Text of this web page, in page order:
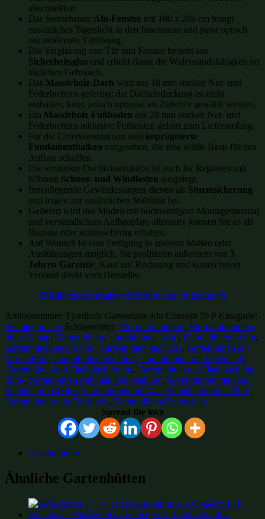
abschließbar.
Das feststehende Alu-Fenster mit 100 x 206 cm bringt
zusätzliches Tageslicht in den Innenraum und passt optisch
zur modernen Türlösung.
Die Verglasung von Tür und Fenster besteht aus
Sicherheitsglas und erhöht damit die Widerstandsfähigkeit im
täglichen Gebrauch.
Das Massivholz-Dach wird aus 18 mm starken Nut- und
Federbrettern gefertigt; die Dacheindeckung ist nicht
enthalten, kann jedoch optional als Zubehör gewählt werden.
Ein Massivholz-Fußboden aus 28 mm starken Nut- und
Federbrettern inklusive Fußleisten gehört zum Lieferumfang.
Für die Unterkonstruktion sind imprägnierte
Fundamentbalken vorgesehen, die eine solide Basis für den
Aufbau schaffen.
Die verstärkte Dachkonstruktion ist auch für Regionen mit
höheren Schnee- und Windlasten ausgelegt.
Innenliegende Gewindestangen dienen als Sturmsicherung
und tragen zur zusätzlichen Stabilität bei.
Geliefert wird das Modell mit hochwertigem Montagematerial
und verständlichem Aufbauplan; alternativ können Sie es als
Bausatz oder schlüsselfertig erhalten.
Auf Wunsch ist eine Fertigung in anderen Maßen oder
Ausführungen möglich. Sie profitieren außerdem von 5
Jahren Garantie, Kauf auf Rechnung und kostenfreiem
Versand direkt vom Hersteller.
✿ Rabattcode erhalten ✿ informieren ✿ kaufen ✿
Artikelnummer: Fjordholz Gartenhaus Alu Concept 70 P Kategorie:
Unkategorisiert Schlagwörter: Alu-Gartenhütten, Alu-Gartenhütten
ohne Anbau, Gartenhütten, Gartenhütten 16m², Gartenhütten 4x4m,
Gartenhütten aus Fichte, Gartenhütten aus Holz, Gartenhütten aus
Massivholz, Gartenhütten bis 20m², Gartenhütten mit Flachdach,
Gartenhütten mit Flachdach 4x4m, Gartenhütten mit Flachdach bis
20m², Gartenhütten mit Glas-Schiebetüren, Gartenhütten mit Glas-
Schiebetüren 4x4m, Gartenhütten mit Glas-Schiebetüren bis 20m²,
Gartenhütten von Fjordholz, Gartenhütten-Restposten
Spread the love
Beschreibung
Ähnliche Gartenhütten